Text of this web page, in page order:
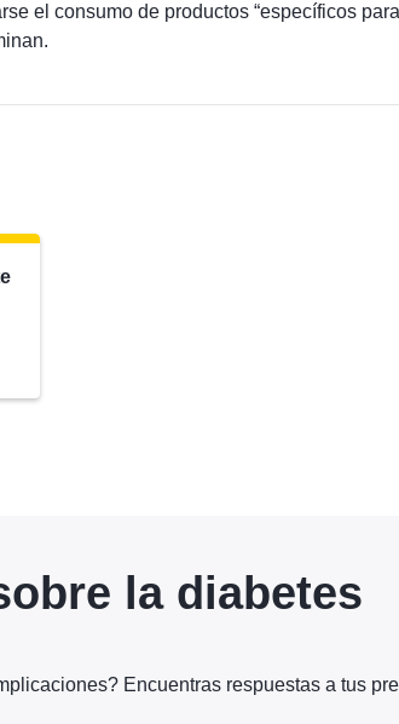
el consumo de productos “específicos
la diabetes
Encuentras respuestas a tus